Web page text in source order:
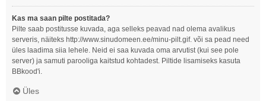
Kas ma saan pilte postitada?
Pilte saab postitusse kuvada, aga selleks peavad nad olema avalikus
serveris, näiteks http://www.sinudomeen.ee/minu-pilt.gif. või sa pead need
üles laadima siia lehele. Neid ei saa kuvada oma arvutist (kui see pole
server) ja samuti parooliga kaitstud kohtadest. Piltide lisamiseks kasuta
BBkood'i.
Üles